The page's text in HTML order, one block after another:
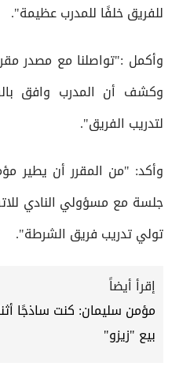
للفريق خلفًا للمدرب عظيمة".
وأكمل :"تواصلنا مع مصدر
وكشف أن المدرب وافق
لتدريب الفريق".
وأكد: "من المقرر أن يطير
جلسة مع مسؤولي النادي
تولي تدريب فريق الشرطة".
إقرأ أيضاً
مؤمن سليمان: كنت ساذجًا
بيع "زيزو"